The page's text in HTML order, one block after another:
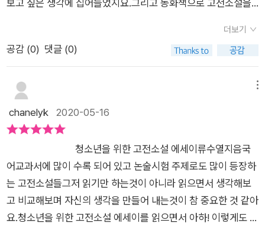
품도 중·고생들이 교과서나 학교 수업을 통해 만날 수 있는 작품
한 만족스럽다. 각각 주제별 다루고 있는 작품에서 한 가지 주요
성은 그것을 염두에 두고 본문을 읽어 내려가도록 이끈다. 본문에
서는 요약된 줄거리도 담고 있으며 필요한 부분은 부분 발췌해서
실어 놓기도 해서 작품 이해에 좀 더 도움을 준다. 무엇보다 작품
마다 ‘견주어 읽기’라는 꼭지를 통해 또 다른 고전 작품을 만날 수
있다는 것과, 그 고전 작품과 앞서 다룬 작품을 비교하여 읽을 수
있도록 생각을 이끌어 주는 점에서 정말 좋다. 이렇게 다룬 두 작
품을, ‘생각해 보기’ 꼭지에서는 비교 분석할 수 있도록 문제를 제
시하고 있다. 이 꼭지는 다양한 관점에서 생각해볼 수 있는 ‘생각
거리’를 담고 있는데 그야말로 아이들과 토론하기에 참 좋은 문제
보고 싶은 생각에 집어들었지요.그리고 동화책으로 고전소설을
는 기대감도 컸어요.​<청소년을 위한 고전 소설 에세이>는 한국
을 대표하는 고전소설을 통해 현실에 마주되는 문제들에 대한 해
집입니다​1장 주체적인 삶의 시작에서는 허생전, 이생규자전, 주
몽설화와 유리설화2장 인간 본성의 모습들에서는 운영전, 창선
감의록, 흥부전3장 침묵하는 진실, 숨어있는 지혜에서는 토끼전,
벽가, 홍길동전 총 4장으로 나뉘고 12작품을 만나볼수있어요.국
어.문학 교과서에 수록된 작품이기도 하니 청소년들에게는 필독
서라고 말할수도 있겠어요!​ 많은 고전 소설중에서 <흥부전>에
대해 소개드릴까합니다,흥부전은 놀부,흥부가 물질을 소유하기
위해 욕망을 추구하는 과정을 담은 이야기라 할수있어요.저자께
더보기
공감 (0) 댓글 (0)
chanelyk 2020-05-16
​청소년을 위한 고전소설 에세이류수열지음​​국
어교과서에 많이 수록 되어 있고 논술시험 주제로도 많이 등장하
는 고전소설들그저 읽기만 하는것이 아니라 읽으면서 생각해보
고 비교해보며 자신의 생각을 만들어 내는것이 참 중요한 것 같아
요.청소년을 위한 고전소설 에세이를 읽으면서 아하! 이렇게도 생